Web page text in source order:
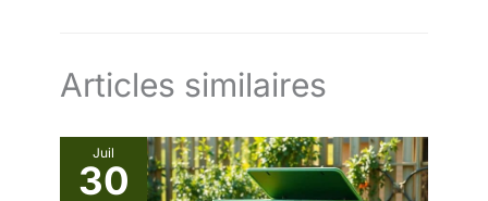
Articles similaires
Juil
30